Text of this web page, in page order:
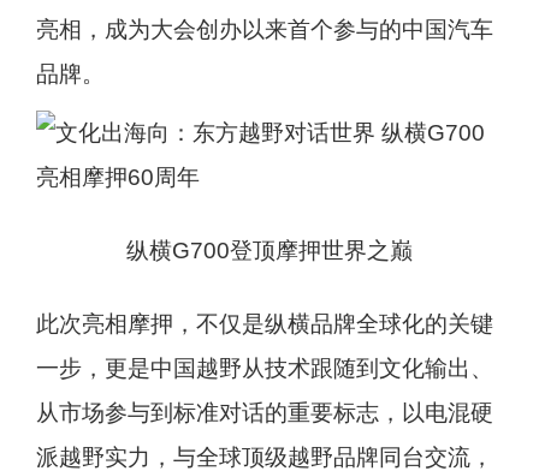
亮相，成为大会创办以来首个参与的中国汽车
品牌。
纵横G700登顶摩押世界之巅
此次亮相摩押，不仅是纵横品牌全球化的关键
一步，更是中国越野从技术跟随到文化输出、
从市场参与到标准对话的重要标志，以电混硬
派越野实力，与全球顶级越野品牌同台交流，